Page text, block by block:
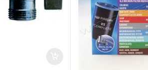
€ through 6.40 €
Οι επιλογές μπορούν να επιλεγούν